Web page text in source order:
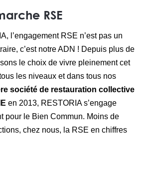
RSE
l’engagement RSE n’est pas un
c’est notre ADN ! Depuis plus de
le choix de vivre pleinement cet
les niveaux et dans tous nos
société de restauration collective
en 2013, RESTORIA s’engage
pour le Bien Commun. Moins de
chez nous, la RSE en chiffres